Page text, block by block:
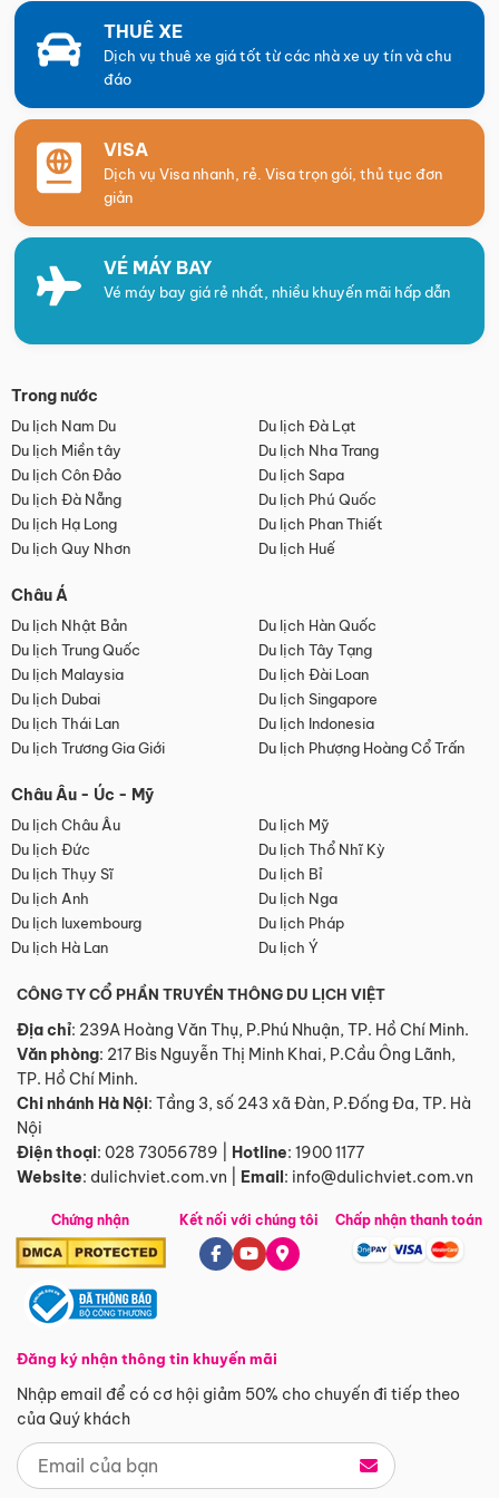
THUÊ XE
Dịch vụ thuê xe giá tốt từ các nhà xe uy tín và chu
đáo
VISA
Dịch vụ Visa nhanh, rẻ. Visa trọn gói, thủ tục đơn
giản
VÉ MÁY BAY
Vé máy bay giá rẻ nhất, nhiều khuyến mãi hấp dẫn
Trong nước
Du lịch Nam Du
Du lịch Đà Lạt
Du lịch Miền tây
Du lịch Nha Trang
Du lịch Côn Đảo
Du lịch Sapa
Du lịch Đà Nẵng
Du lịch Phú Quốc
Du lịch Hạ Long
Du lịch Phan Thiết
Du lịch Quy Nhơn
Du lịch Huế
Châu Á
Du lịch Nhật Bản
Du lịch Hàn Quốc
Du lịch Trung Quốc
Du lịch Tây Tạng
Du lịch Malaysia
Du lịch Đài Loan
Du lịch Dubai
Du lịch Singapore
Du lịch Thái Lan
Du lịch Indonesia
Du lịch Trương Gia Giới
Du lịch Phượng Hoàng Cổ Trấn
Châu Âu - Úc - Mỹ
Du lịch Châu Âu
Du lịch Mỹ
Du lịch Đức
Du lịch Thổ Nhĩ Kỳ
Du lịch Thụy Sĩ
Du lịch Bỉ
Du lịch Anh
Du lịch Nga
Du lịch luxembourg
Du lịch Pháp
Du lịch Hà Lan
Du lịch Ý
CÔNG TY CỔ PHẦN TRUYỀN THÔNG DU LỊCH VIỆT
Địa chỉ: 239A Hoàng Văn Thụ, P.Phú Nhuận, TP. Hồ Chí Minh.
Văn phòng: 217 Bis Nguyễn Thị Minh Khai, P.Cầu Ông Lãnh,
TP. Hồ Chí Minh.
Chi nhánh Hà Nội: Tầng 3, số 243 xã Đàn, P.Đống Đa, TP. Hà
Nội
Điện thoại: 028 73056789 Hotline: 1900 1177
Website: dulichviet.com.vn Email: info@dulichviet.com.vn
Chứng nhận
Đăng ký nhận thông tin khuyến mãi
Nhập email để có cơ hội giảm 50% cho chuyến đi tiếp theo
của Quý khách
Kết nối với chúng tôi Chấp nhận thanh toán